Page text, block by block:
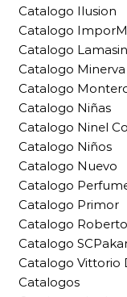
Catalogo Ilusion
Catalogo
Catalogo
Catalogo Minerva
Catalogo
Catalogo Niñas
Catalogo Ninel
Catalogo Niños
Catalogo Nuevo
Catalogo
Catalogo Primor
Catalogo
Catalogo
Catalogo Vittorio
Catalogos